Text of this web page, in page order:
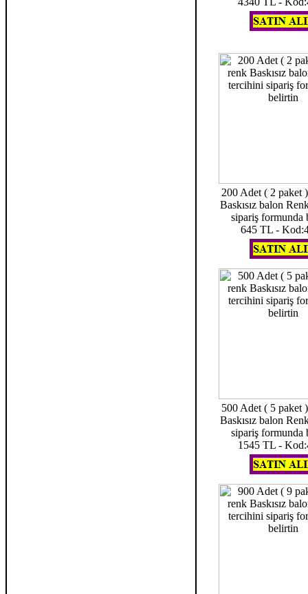
200 Adet ( 2 paket
Baskısız balon
sipariş formunda
645 TL -
500 Adet ( 5 paket
Baskısız balon
sipariş formunda
1545 TL -